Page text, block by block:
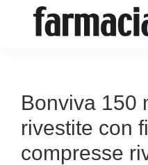
sul
mondo
della
farmacia
Bonviva 150
rivestite con
compresse